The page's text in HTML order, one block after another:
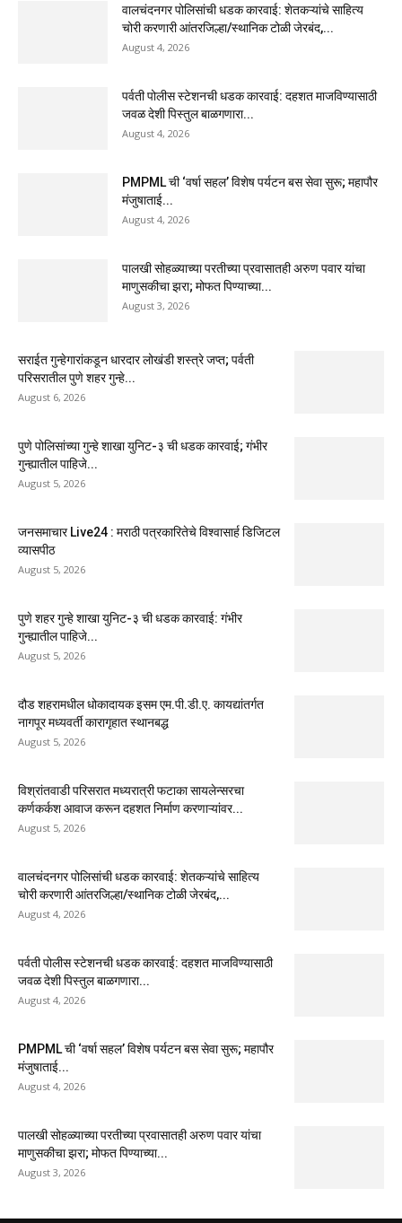
वालचंदनगर पोलिसांची धडक कारवाई: शेतकऱ्यांचे साहित्य
चोरी करणारी आंतरजिल्हा/स्थानिक टोळी जेरबंद,...
August 4, 2026
पर्वती पोलीस स्टेशनची धडक कारवाई: दहशत माजविण्यासाठी
जवळ देशी पिस्तुल बाळगणारा...
August 4, 2026
PMPML ची ‘वर्षा सहल’ विशेष पर्यटन बस सेवा सुरू; महापौर
मंजुषाताई...
August 4, 2026
पालखी सोहळ्याच्या परतीच्या प्रवासातही अरुण पवार यांचा
माणुसकीचा झरा; मोफत पिण्याच्या...
August 3, 2026
सराईत गुन्हेगारांकडून धारदार लोखंडी शस्त्रे जप्त; पर्वती
परिसरातील पुणे शहर गुन्हे...
August 6, 2026
पुणे पोलिसांच्या गुन्हे शाखा युनिट-३ ची धडक कारवाई; गंभीर
गुन्ह्यातील पाहिजे...
August 5, 2026
जनसमाचार Live24 : मराठी पत्रकारितेचे विश्वासार्ह डिजिटल
व्यासपीठ
August 5, 2026
पुणे शहर गुन्हे शाखा युनिट-३ ची धडक कारवाई: गंभीर
गुन्ह्यातील पाहिजे...
August 5, 2026
दौड शहरामधील धोकादायक इसम एम.पी.डी.ए. कायद्यांतर्गत
नागपूर मध्यवर्ती कारागृहात स्थानबद्ध
August 5, 2026
विश्रांतवाडी परिसरात मध्यरात्री फटाका सायलेन्सरचा
कर्णकर्कश आवाज करून दहशत निर्माण करणाऱ्यांवर...
August 5, 2026
वालचंदनगर पोलिसांची धडक कारवाई: शेतकऱ्यांचे साहित्य
चोरी करणारी आंतरजिल्हा/स्थानिक टोळी जेरबंद,...
August 4, 2026
पर्वती पोलीस स्टेशनची धडक कारवाई: दहशत माजविण्यासाठी
जवळ देशी पिस्तुल बाळगणारा...
August 4, 2026
PMPML ची ‘वर्षा सहल’ विशेष पर्यटन बस सेवा सुरू; महापौर
मंजुषाताई...
August 4, 2026
पालखी सोहळ्याच्या परतीच्या प्रवासातही अरुण पवार यांचा
माणुसकीचा झरा; मोफत पिण्याच्या...
August 3, 2026